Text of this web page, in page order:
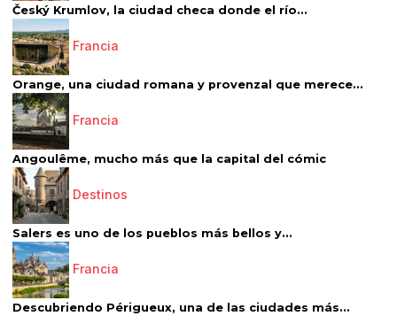
Český Krumlov, la ciudad checa donde el río...
Francia
Orange, una ciudad romana y provenzal que merece...
Francia
Angoulême, mucho más que la capital del cómic
Destinos
Salers es uno de los pueblos más bellos y...
Francia
Descubriendo Périgueux, una de las ciudades más...